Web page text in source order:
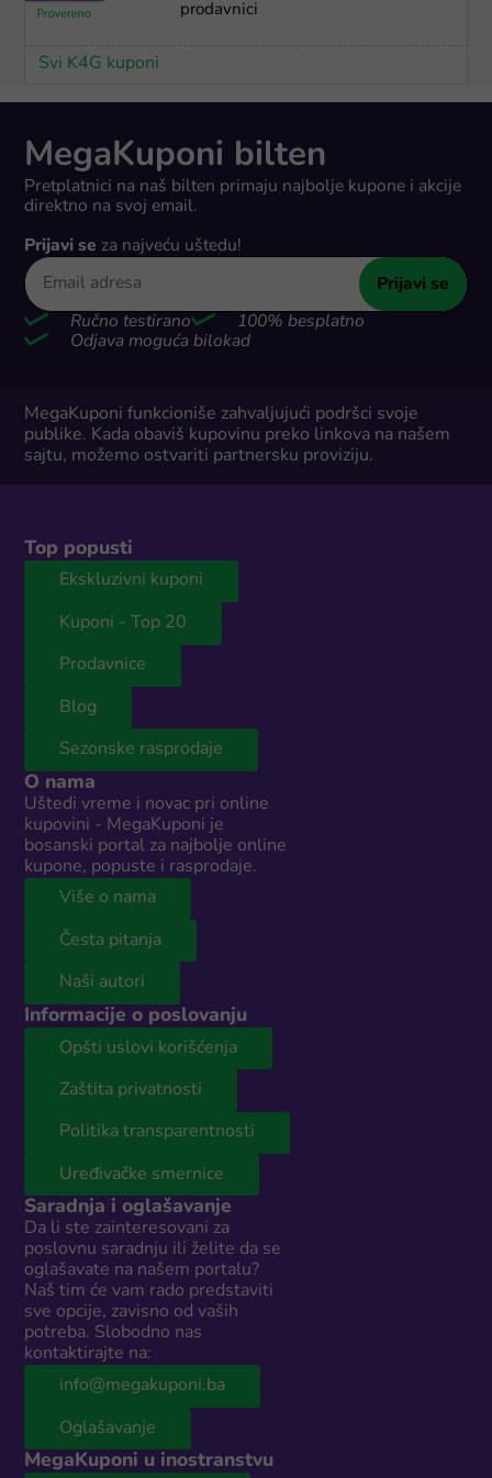
prodavnici
Svi K4G kuponi
MegaKuponi bilten
Pretplatnici na naš bilten primaju najbolje kupone i akcije
direktno na svoj email.
Prijavi se za najveću uštedu!
Prijavi se
Ručno testirano
100% besplatno
Odjava moguća bilokad
MegaKuponi funkcioniše zahvaljujući podršci svoje
publike. Kada obaviš kupovinu preko linkova na našem
sajtu, možemo ostvariti partnersku proviziju.
Top popusti
Ekskluzivni kuponi
Kuponi - Top 20
Prodavnice
Blog
Sezonske rasprodaje
O nama
Uštedi vreme i novac pri online
kupovini - MegaKuponi je
bosanski portal za najbolje online
kupone, popuste i rasprodaje.
Više o nama
Česta pitanja
Naši autori
Informacije o poslovanju
Opšti uslovi korišćenja
Zaštita privatnosti
Politika transparentnosti
Uređivačke smernice
Saradnja i oglašavanje
Da li ste zainteresovani za
poslovnu saradnju ili želite da se
oglašavate na našem portalu?
Naš tim će vam rado predstaviti
sve opcije, zavisno od vaših
potreba. Slobodno nas
kontaktirajte na:
info@megakuponi.ba
Oglašavanje
MegaKuponi u inostranstvu